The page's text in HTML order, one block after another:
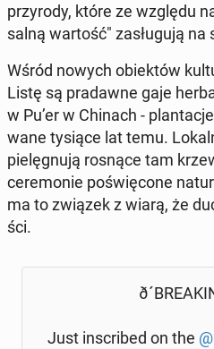
przy­ro­dy, które ze względu
sal­ną wartość" za­słu­gu­ją na
Wśród nowych obiek­tów
Listę są pra­daw­ne gaje
w Pu’er w Chinach -
wa­ne tysiące lat temu.
pie­lę­gnu­ją rosnące tam
ce­re­mo­nie po­świę­co­ne
ma to związek z wiarą, że
ści.
Just in­scri­bed on the